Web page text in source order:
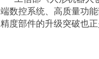
端数控系统、高质量功
精度部件的升级突破也